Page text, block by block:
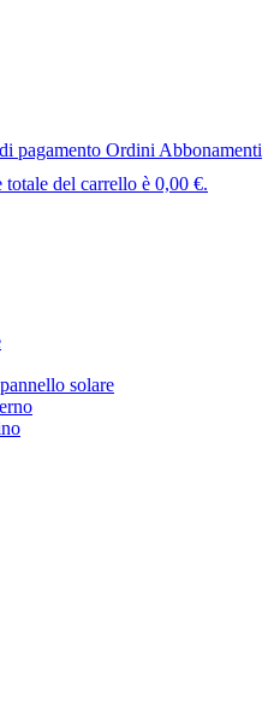
pagamento Ordini Abbonamenti
del carrello è 0,00 €.
solare